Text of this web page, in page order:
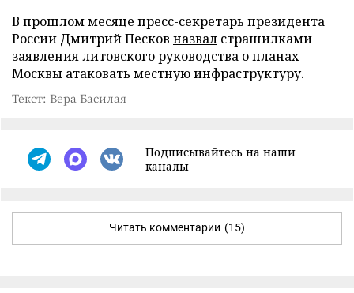
В прошлом месяце пресс-секретарь президента
России Дмитрий Песков назвал страшилками
заявления литовского руководства о планах
Москвы атаковать местную инфраструктуру.
Текст: Вера Басилая
Подписывайтесь на наши
каналы
Читать комментарии (15)